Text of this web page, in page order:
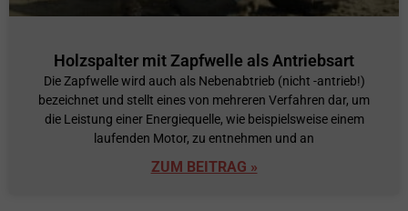
Holzspalter mit Zapfwelle als Antriebsart
Die Zapfwelle wird auch als Nebenabtrieb (nicht -antrieb!)
bezeichnet und stellt eines von mehreren Verfahren dar, um
die Leistung einer Energiequelle, wie beispielsweise einem
laufenden Motor, zu entnehmen und an
ZUM BEITRAG »